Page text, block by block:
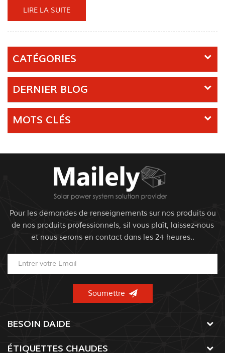
pouvez conserver des aliments frais et d'autres aliments froids,
tels que des légumes, des produits laitiers, de la viande, du
si vous souhaitez ...
LIRE LA SUITE
CATÉGORIES
DERNIER BLOG
MOTS CLÉS
Pour les demandes de renseignements sur nos produits ou
de nos produits professionnels, sil vous plaît, laissez-nous
et nous serons en contact dans les 24 heures..
BESOIN DAIDE
ÉTIQUETTES CHAUDES